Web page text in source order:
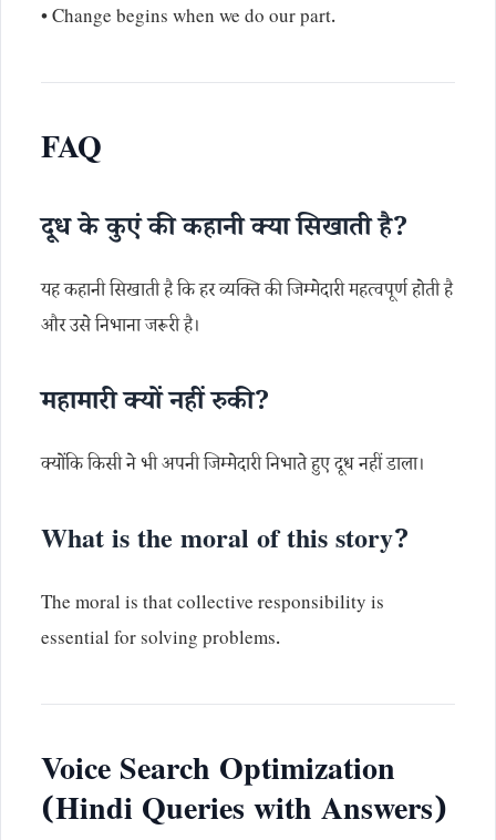
• Change begins when we do our part.
FAQ
दूध के कुएं की कहानी क्या सिखाती है?
यह कहानी सिखाती है कि हर व्यक्ति की जिम्मेदारी महत्वपूर्ण होती है
और उसे निभाना जरूरी है।
महामारी क्यों नहीं रुकी?
क्योंकि किसी ने भी अपनी जिम्मेदारी निभाते हुए दूध नहीं डाला।
What is the moral of this story?
The moral is that collective responsibility is
essential for solving problems.
Voice Search Optimization
(Hindi Queries with Answers)